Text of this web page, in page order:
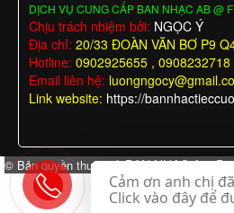
DỊCH VỤ CUNG CẤP BAN NHẠC AB @
Chịu trách nhiệm bởi: NGỌC Ý
Địa chỉ: 20/33 ĐOÀN VĂN BƠ P9
Hotline: 0902925655 , 0908232718
Email liên hệ:
Link website: https://
© Bản quyền thuộc về BAN NHẠC A & B
Cảm ơn anh chị
Click vào đây để